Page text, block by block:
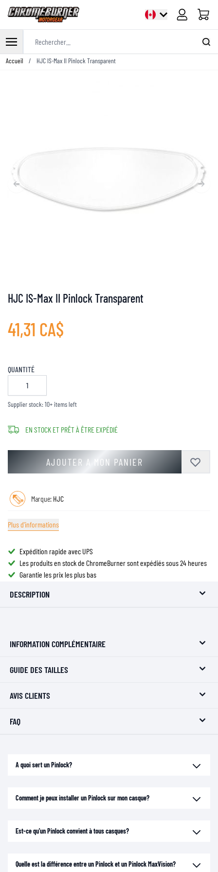
Panier
Allez au contenu
Accueil / HJC IS-Max II Pinlock Transparent
HJC IS-Max II Pinlock Transparent
41,31 CA$
QUANTITÉ
Supplier stock: 10+ items left
EN STOCK ET PRÊT À ÊTRE EXPÉDIÉ
AJOUTER A MON PANIER
Marque: HJC
Plus d'informations
Expédition rapide avec UPS
Les produits en stock de ChromeBurner sont expédiés sous 24 heures
Garantie les prix les plus bas
DESCRIPTION
INFORMATION COMPLÉMENTAIRE
GUIDE DES TAILLES
AVIS CLIENTS
FAQ
A quoi sert un Pinlock?
Comment je peux installer un Pinlock sur mon casque?
Est-ce qu'un Pinlock convient à tous casques?
Quelle est la différence entre un Pinlock et un Pinlock MaxVision?